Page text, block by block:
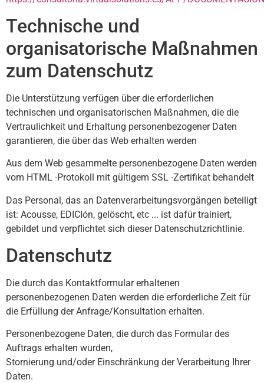
Technische und
organisatorische Maßnahmen
zum Datenschutz
Die Unterstützung verfügen über die erforderlichen
technischen und organisatorischen Maßnahmen, die die
Vertraulichkeit und Erhaltung personenbezogener Daten
garantieren, die über das Web erhalten werden
Aus dem Web gesammelte personenbezogene Daten werden
vom HTML -Protokoll mit gültigem SSL -Zertifikat behandelt
Das Personal, das an Datenverarbeitungsvorgängen beteiligt
ist: Acousse, EDICIón, gelöscht, etc ... ist dafür trainiert,
gebildet und verpflichtet sich dieser Datenschutzrichtlinie.
Datenschutz
Die durch das Kontaktformular erhaltenen
personenbezogenen Daten werden die erforderliche Zeit für
die Erfüllung der Anfrage/Konsultation erhalten.
Personenbezogene Daten, die durch das Formular des
Auftrags erhalten wurden,
Stornierung und/oder Einschränkung der Verarbeitung Ihrer
Daten.